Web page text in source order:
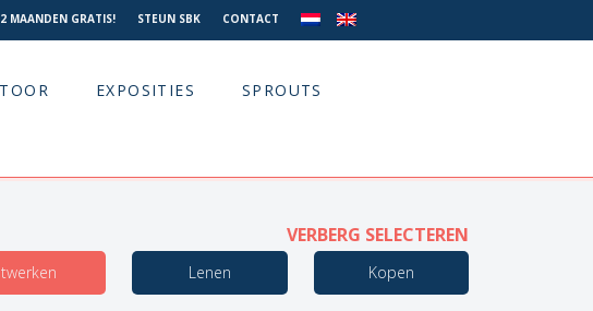
2 MAANDEN GRATIS! STEUN SBK CONTACT
EXPOSITIES SPROUTS
VERBERG SELECTEREN
Lenen Kopen